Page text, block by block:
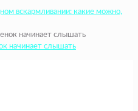
вскармливании: какие можно,
начинает слышать